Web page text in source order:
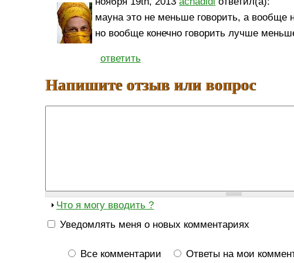
мауна это не меньше говорить, а вообще
но вообще конечно говорить лучше
ответить
Напишите отзыв или вопрос
Что я могу вводить ?
Уведомлять меня о новых комментариях
Все комментарии Ответы на мои